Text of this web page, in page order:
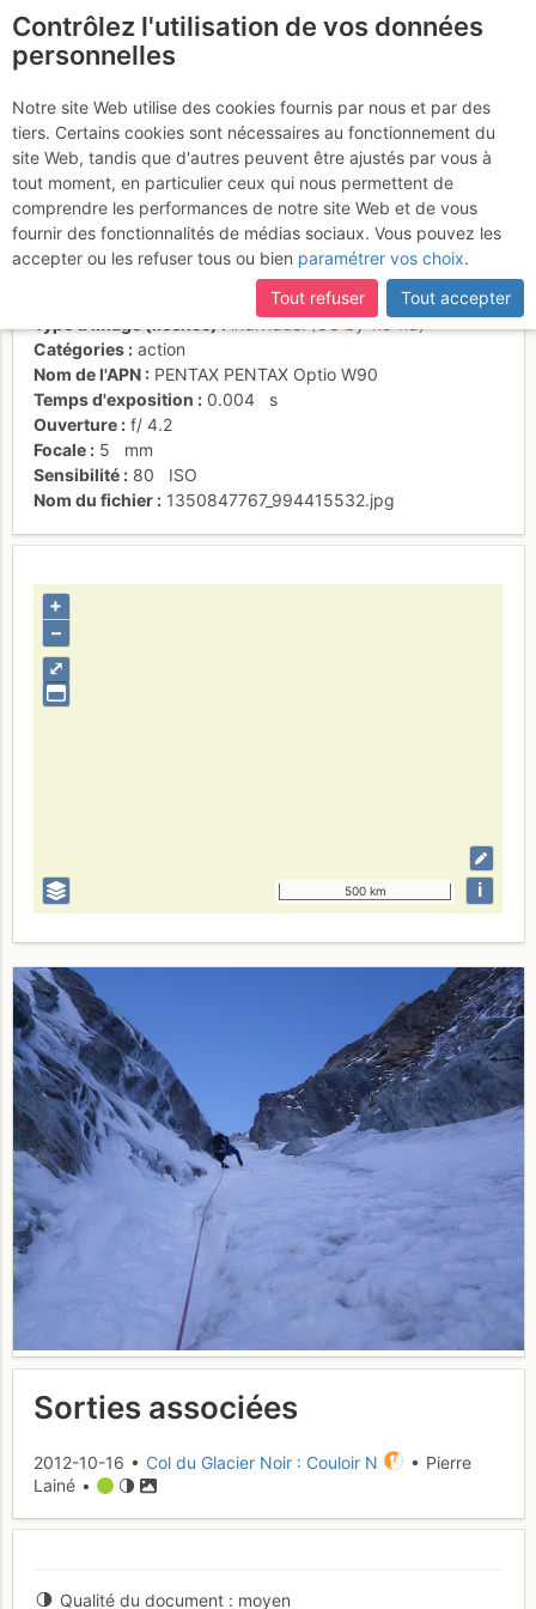
Dans le couloir N du Col
du Glacier Noir.
Activités
Date/heure
individuel (CC by-nc-nd)
Catégories
action
Nom de l'APN
PENTAX PENTAX Optio W90
Temps d'exposition
0.004
s
Ouverture
f/ 4.2
Focale
5
mm
Sensibilité
80
ISO
Nom du fichier
1350847767_994415532.jpg
⤢
+
–
500 km i
Sorties associées
2012-10-16 • Col du Glacier Noir : Couloir N
• Pierre
Lainé •
Qualité du document moyen
Contrôlez l'utilisation de vos données
personnelles
Notre site Web utilise des cookies fournis par nous et par des
tiers. Certains cookies sont nécessaires au fonctionnement du
site Web, tandis que d'autres peuvent être ajustés par vous à
tout moment, en particulier ceux qui nous permettent de
comprendre les performances de notre site Web et de vous
fournir des fonctionnalités de médias sociaux. Vous pouvez les
accepter ou les refuser tous ou bien paramétrer vos choix.
Tout refuser
Tout accepter